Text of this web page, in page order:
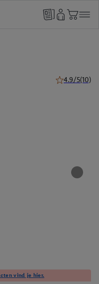
4.9/5(10)
vind je hier.